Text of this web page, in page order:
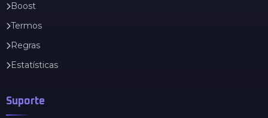
Boost
Termos
Regras
Estatísticas
Suporte